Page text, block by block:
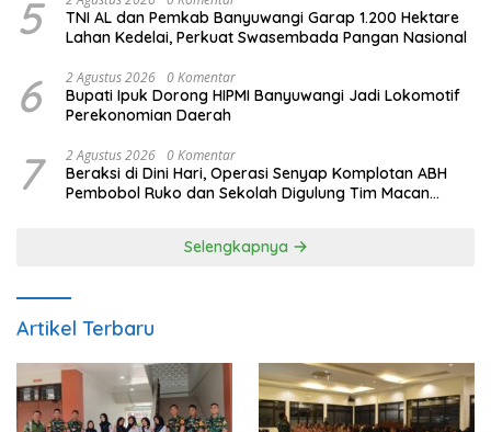
5
TNI AL dan Pemkab Banyuwangi Garap 1.200 Hektare
Lahan Kedelai, Perkuat Swasembada Pangan Nasional
6 2 Agustus 2026 0 Komentar
Bupati Ipuk Dorong HIPMI Banyuwangi Jadi Lokomotif
Perekonomian Daerah
7 2 Agustus 2026 0 Komentar
Beraksi di Dini Hari, Operasi Senyap Komplotan ABH
Pembobol Ruko dan Sekolah Digulung Tim Macan
Selengkapnya
Artikel Terbaru